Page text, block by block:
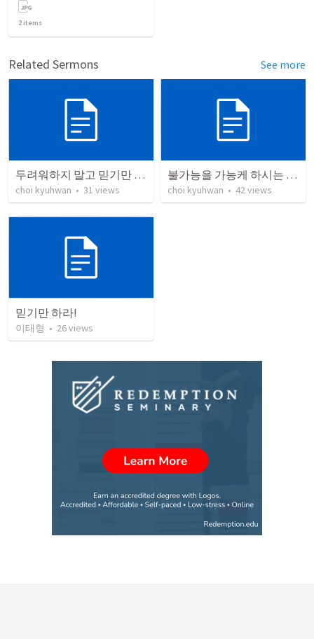
2items
Related Sermons See more
두려워하지 말고 믿기만 하라
choi kyuhwan • 31 views
불가능을 가능케 하시는 예수님
choi kyuhwan • 42views
믿기만 하라!
이태형 • 26views